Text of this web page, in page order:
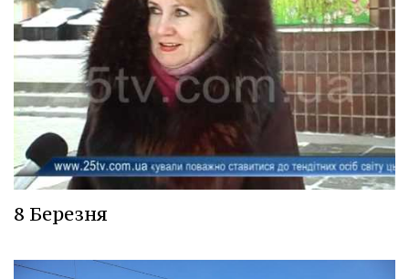
8 Березня